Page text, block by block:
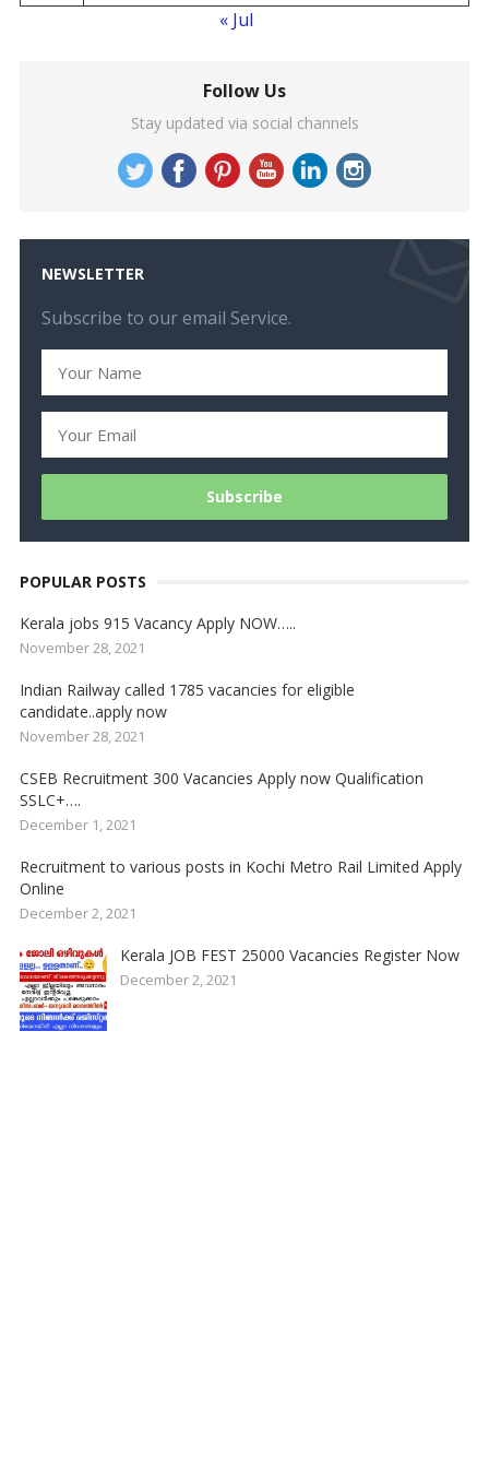
« Jul
Follow Us
Stay updated via social channels
NEWSLETTER
Subscribe to our email Service.
POPULAR POSTS
Kerala jobs 915 Vacancy Apply NOW…..
November 28, 2021
Indian Railway called 1785 vacancies for eligible
candidate..apply now
November 28, 2021
CSEB Recruitment 300 Vacancies Apply now Qualification
SSLC+….
December 1, 2021
Recruitment to various posts in Kochi Metro Rail Limited Apply
Online
December 2, 2021
Kerala JOB FEST 25000 Vacancies Register Now
December 2, 2021